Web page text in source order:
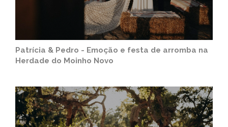
Patrícia & Pedro - Emoção e festa de arromba na
Herdade do Moinho Novo